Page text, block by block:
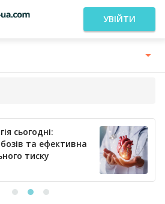
УВІЙТИ
сьогодні:
та ефективна
тиску